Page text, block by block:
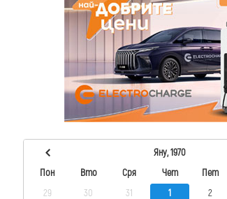
Яну, 1970
Пон
Вто Сря Чет Пет
29
30 31 1 2